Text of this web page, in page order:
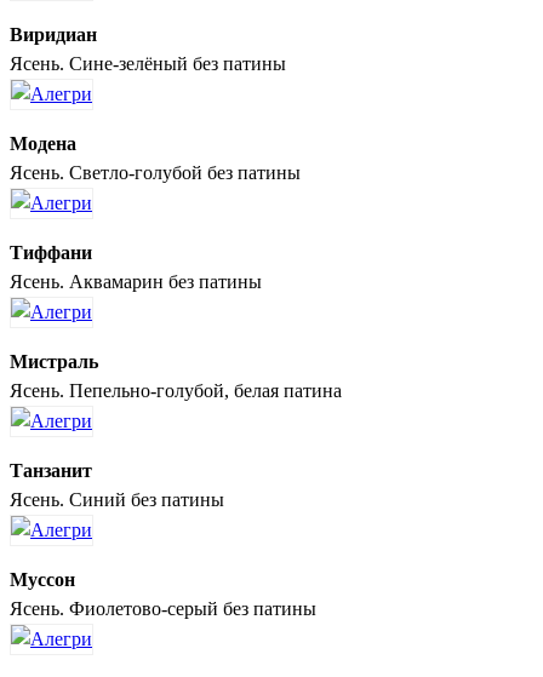
Виридиан
Ясень. Сине-зелёный без патины
Модена
Ясень. Светло-голубой без патины
Тиффани
Ясень. Аквамарин без патины
Мистраль
Ясень. Пепельно-голубой, белая патина
Танзанит
Ясень. Синий без патины
Муссон
Ясень. Фиолетово-серый без патины